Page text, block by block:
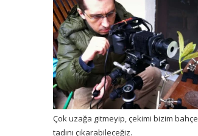
Çok uzağa gitmeyip, çekimi bizim
tadını çıkarabileceğiz.